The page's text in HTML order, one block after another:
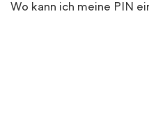
Wo kann ich meine PIN